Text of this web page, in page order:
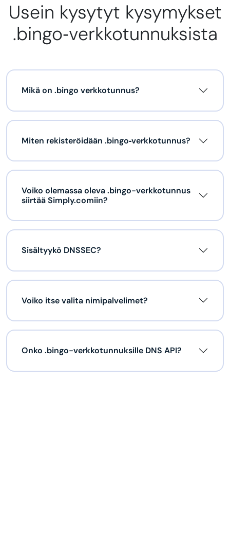
Usein kysytyt kysymykset
.bingo‑verkkotunnuksista
Mikä on .bingo verkkotunnus?
Miten rekisteröidään .bingo‑verkkotunnus?
Voiko olemassa oleva .bingo-verkkotunnus
siirtää Simply.comiin?
Sisältyykö DNSSEC?
Voiko itse valita nimipalvelimet?
Onko .bingo-verkkotunnuksille DNS API?